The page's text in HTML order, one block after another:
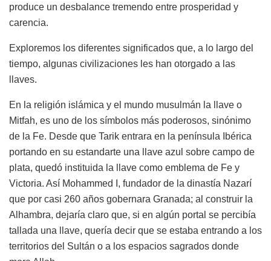
produce un desbalance tremendo entre prosperidad y
carencia.
Exploremos los diferentes significados que, a lo largo del
tiempo, algunas civilizaciones les han otorgado a las
llaves.
En la religión islámica y el mundo musulmán la llave o
Mitfah, es uno de los símbolos más poderosos, sinónimo
de la Fe. Desde que Tarik entrara en la península Ibérica
portando en su estandarte una llave azul sobre campo de
plata, quedó instituida la llave como emblema de Fe y
Victoria. Así Mohammed I, fundador de la dinastía Nazarí
que por casi 260 años gobernara Granada; al construir la
Alhambra, dejaría claro que, si en algún portal se percibía
tallada una llave, quería decir que se estaba entrando a los
territorios del Sultán o a los espacios sagrados donde